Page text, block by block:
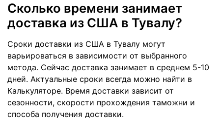
Сколько времени занимает
доставка из США в Тувалу?
Сроки доставки из США в Тувалу могут
варьироваться в зависимости от выбранного
метода. Сейчас доставка занимает в среднем 5-10
дней. Актуальные сроки всегда можно найти в
Калькуляторе. Время доставки зависит от
сезонности, скорости прохождения таможни и
способа получения доставки.